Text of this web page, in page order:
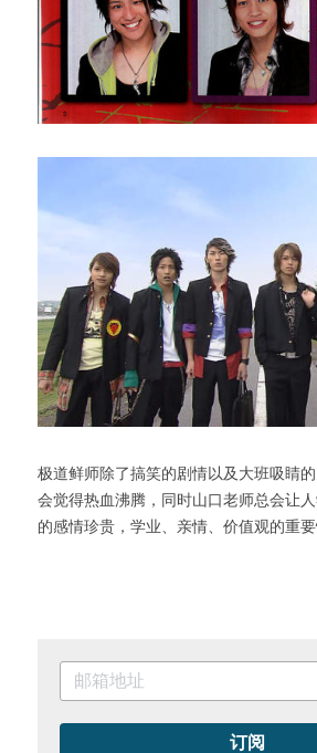
极道鲜师除了搞笑的剧情以及大班吸睛
会觉得热血沸腾，同时山口老师总会让
的感情珍贵，学业、亲情、价值观的重要
订阅